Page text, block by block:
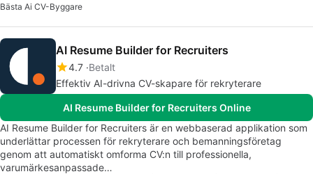
Bästa Ai CV-Byggare
AI Resume Builder for Recruiters
4.7 Betalt
Effektiv AI-drivna CV-skapare för rekryterare
AI Resume Builder for Recruiters Online
AI Resume Builder for Recruiters är en webbaserad applikation som
underlättar processen för rekryterare och bemanningsföretag
genom att automatiskt omforma CV:n till professionella,
varumärkesanpassade…